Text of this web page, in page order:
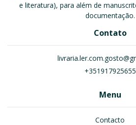
e literatura), para além de
documentação.
Contato
+351917925655
Menu
Contacto